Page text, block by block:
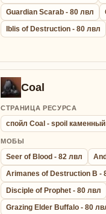
Guardian Scarab - 80 лвл
Iblis of Destruction - 80 лвл
Coal
СТРАНИЦА РЕСУРСА
спойл Coal - spoil каменный
МОБЫ
Seer of Blood - 82 лвл
Arimanes of Destruction B -
Disciple of Prophet - 80 лвл
Grazing Elder Buffalo - 80